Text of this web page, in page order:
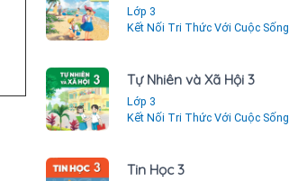
Lớp 3
Kết Nối Tri Thức Với Cuộc Sống
Tự Nhiên và Xã Hội 3
Lớp 3
Kết Nối Tri Thức Với Cuộc Sống
Tin Học 3